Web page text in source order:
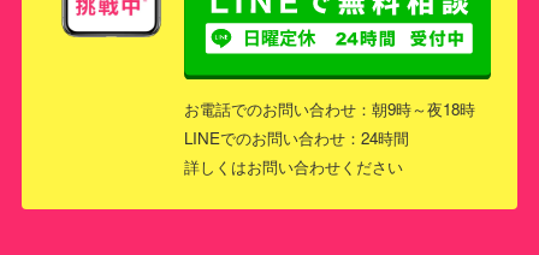
お電話でのお問い合わせ：朝9時～夜18時
LINEでのお問い合わせ：24時間
詳しくはお問い合わせください